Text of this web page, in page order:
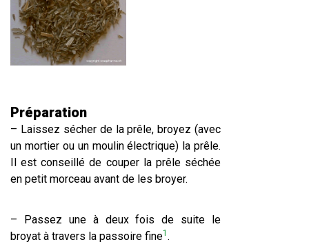
Préparation
– Laissez sécher de la prêle, broyez (avec
un mortier ou un moulin électrique) la prêle.
Il est conseillé de couper la prêle séchée
en petit morceau avant de les broyer.
– Passez une à deux fois de suite le
broyat à travers la passoire fine1 .